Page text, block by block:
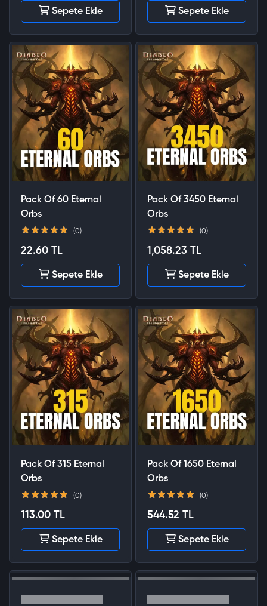
Sepete Ekle Sepete Ekle
Pack Of 60 Eternal
Orbs
(0)
22.60 TL
Sepete Ekle
Pack Of 3450 Eternal
Orbs
(0)
1,058.23 TL
Sepete Ekle
Pack Of 315 Eternal
Orbs
(0)
113.00 TL
Sepete Ekle
Pack Of 1650 Eternal
Orbs
(0)
544.52 TL
Sepete Ekle